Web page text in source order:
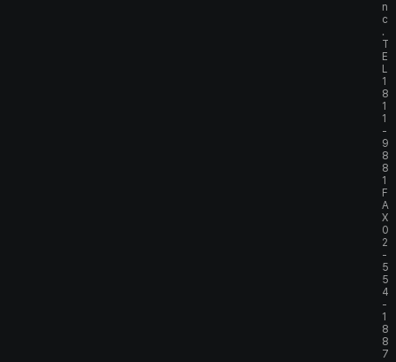
n
c
.
T
E
L
1
8
1
1
-
9
8
8
1
F
A
X
0
2
-
5
5
4
-
1
8
8
7